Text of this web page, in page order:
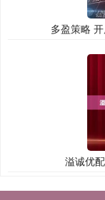
多盈策略
溢诚优